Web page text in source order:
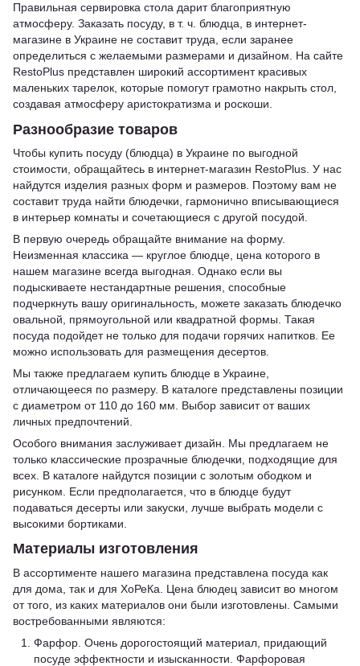
Правильная сервировка стола дарит благоприятную
атмосферу. Заказать посуду, в т. ч. блюдца, в интернет-
магазине в Украине не составит труда, если заранее
определиться с желаемыми размерами и дизайном. На сайте
RestoPlus представлен широкий ассортимент красивых
маленьких тарелок, которые помогут грамотно накрыть стол,
создавая атмосферу аристократизма и роскоши.
Разнообразие товаров
Чтобы купить посуду (блюдца) в Украине по выгодной
стоимости, обращайтесь в интернет-магазин RestoPlus. У нас
найдутся изделия разных форм и размеров. Поэтому вам не
составит труда найти блюдечки, гармонично вписывающиеся
в интерьер комнаты и сочетающиеся с другой посудой.
В первую очередь обращайте внимание на форму.
Неизменная классика — круглое блюдце, цена которого в
нашем магазине всегда выгодная. Однако если вы
подыскиваете нестандартные решения, способные
подчеркнуть вашу оригинальность, можете заказать блюдечко
овальной, прямоугольной или квадратной формы. Такая
посуда подойдет не только для подачи горячих напитков. Ее
можно использовать для размещения десертов.
Мы также предлагаем купить блюдце в Украине,
отличающееся по размеру. В каталоге представлены позиции
с диаметром от 110 до 160 мм. Выбор зависит от ваших
личных предпочтений.
Особого внимания заслуживает дизайн. Мы предлагаем не
только классические прозрачные блюдечки, подходящие для
всех. В каталоге найдутся позиции с золотым ободком и
рисунком. Если предполагается, что в блюдце будут
подаваться десерты или закуски, лучше выбрать модели с
высокими бортиками.
Материалы изготовления
В ассортименте нашего магазина представлена посуда как
для дома, так и для ХоРеКа. Цена блюдец зависит во многом
от того, из каких материалов они были изготовлены. Самыми
востребованными являются:
Фарфор. Очень дорогостоящий материал, придающий
посуде эффектности и изысканности. Фарфоровая